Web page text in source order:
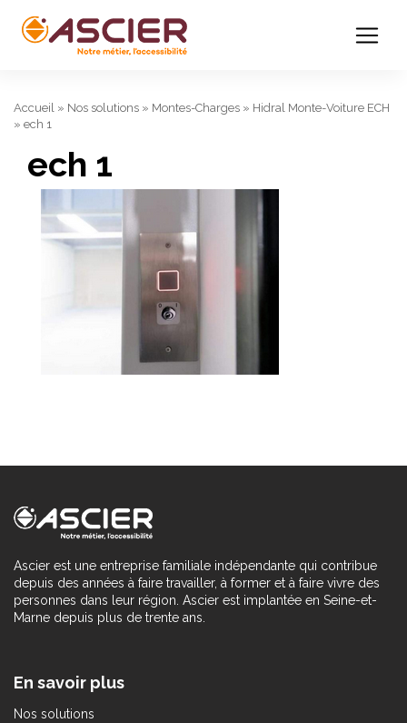
Accueil » Nos solutions » Montes-Charges » Hidral Monte-Voiture ECH
» ech 1
ech 1
Ascier est une entreprise familiale indépendante qui contribue
depuis des années à faire travailler, à former et à faire vivre des
personnes dans leur région. Ascier est implantée en Seine-et-
Marne depuis plus de trente ans.
En savoir plus
Nos solutions